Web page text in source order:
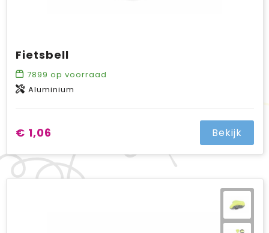
Fietsbell
7899 op voorraad
Aluminium
€ 1,06 Bekijk